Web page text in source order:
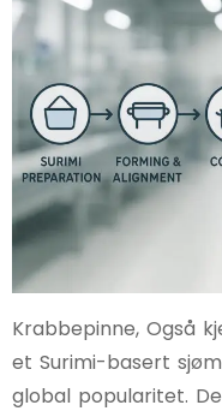
Krabbepinne, Også
et Surimi-basert
global popularitet.